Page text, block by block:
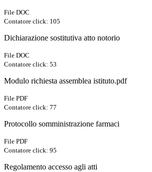
File DOC
Contatore click: 105
Dichiarazione sostitutiva atto notorio
File DOC
Contatore click: 53
Modulo richiesta assemblea istituto.pdf
File PDF
Contatore click: 77
Protocollo somministrazione farmaci
File PDF
Contatore click: 95
Regolamento accesso agli atti